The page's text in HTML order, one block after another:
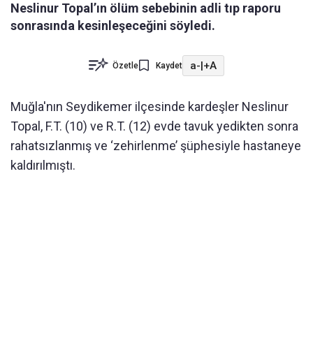
Neslinur Topal’ın ölüm sebebinin adli tıp raporu
sonrasında kesinleşeceğini söyledi.
Özetle Kaydet a-|+A
Muğla'nın Seydikemer ilçesinde kardeşler Neslinur
Topal, F.T. (10) ve R.T. (12) evde tavuk yedikten sonra
rahatsızlanmış ve ‘zehirlenme’ şüphesiyle hastaneye
kaldırılmıştı.